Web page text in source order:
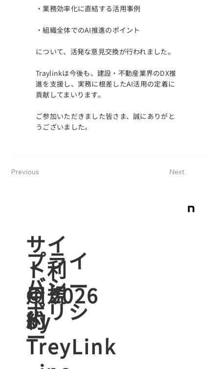
・業務効率化に直結する活用事例
・組織全体でのAI推進のポイント
について、活発な意見交換が行われました。
Traylinkは今後も、建設・不動産業界のDX推
進を支援し、実務に根差したAI活用の定着に
貢献してまいります。
ご参加いただきました皆さま、誠にありがと
うございました。
Previous Next
​サイ
ト利
用規
約
© 2026
by
TreyLink
プライ
バシー
ポリシ
ー